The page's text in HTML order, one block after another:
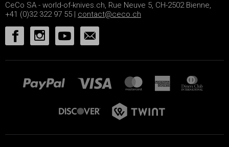
CeCo SA - world-of-knives.ch, Rue Neuve 5, CH-2502 Bienne,
+41 (0)32 322 97 55 | contact@ceco.ch